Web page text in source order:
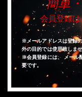
簡単
会員登録
※メールアドレスは登録
外の目的では使用致しま
※会員登録には、 メール
要です。